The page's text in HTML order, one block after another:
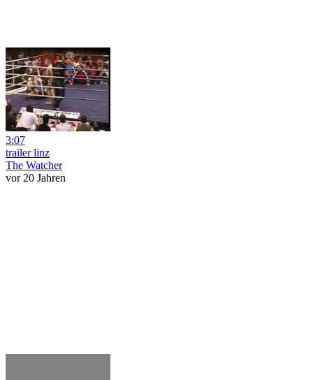
3:07
trailer linz
The Watcher
vor 20 Jahren